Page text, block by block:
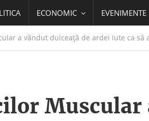
ECONOMIC EVENIMENTE
a vândut dulceaţă de ardei iute ca
Muscular